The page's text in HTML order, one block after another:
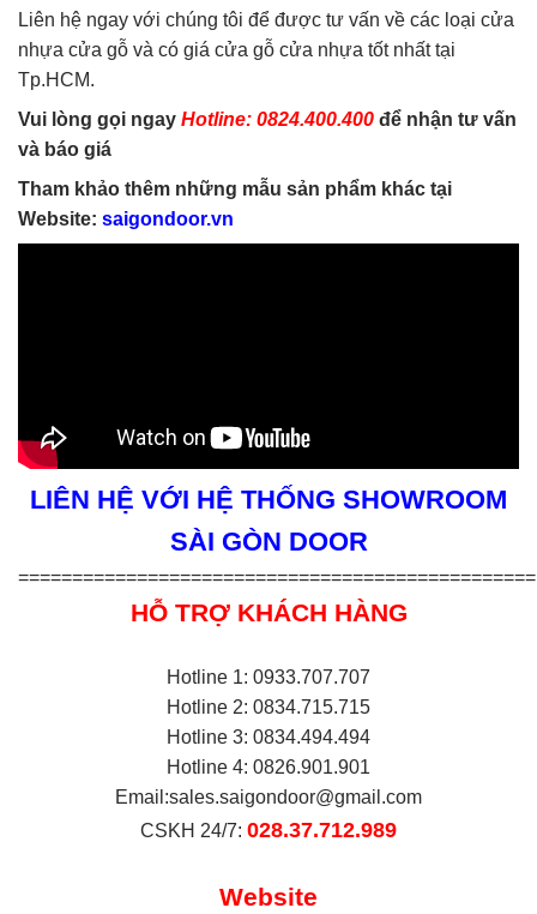
Liên hệ ngay với chúng tôi để được tư vấn về các loại cửa
nhựa cửa gỗ và có giá cửa gỗ cửa nhựa tốt nhất tại
Tp.HCM.
Vui lòng gọi ngay Hotline: 0824.400.400 để nhận tư vấn
và báo giá
Tham khảo thêm những mẫu sản phẩm khác tại
Website: saigondoor.vn
LIÊN HỆ VỚI HỆ THỐNG SHOWROOM
SÀI GÒN DOOR
================================================
HỖ TRỢ KHÁCH HÀNG
Hotline 1: 0933.707.707
Hotline 2: 0834.715.715
Hotline 3: 0834.494.494
Hotline 4: 0826.901.901
Email:sales.saigondoor@gmail.com
CSKH 24/7: 028.37.712.989
Website